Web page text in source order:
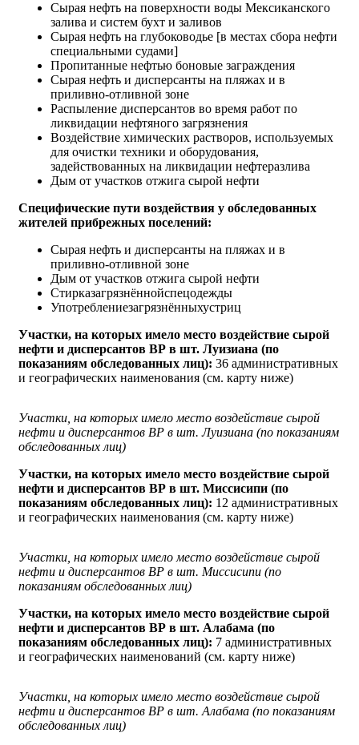
Сырая нефть на поверхности воды Мексиканского
залива и систем бухт и заливов
Сырая нефть на глубоководье [в местах сбора нефти
специальными судами]
Пропитанные нефтью боновые заграждения
Сырая нефть и дисперсанты на пляжах и в
приливно-отливной зоне
Распыление дисперсантов во время работ по
ликвидации нефтяного загрязнения
Воздействие химических растворов, используемых
для очистки техники и оборудования,
задействованных на ликвидации нефтеразлива
Дым от участков отжига сырой нефти
Специфические пути воздействия у обследованных
жителей прибрежных поселений:
Сырая нефть и дисперсанты на пляжах и в
приливно-отливной зоне
Дым от участков отжига сырой нефти
Стирказагрязнённойспецодежды
Употреблениезагрязнённыхустриц
Участки, на которых имело место воздействие сырой
нефти и дисперсантов ВР в шт. Луизиана (по
показаниям обследованных лиц): 36 административных
и географических наименования (см. карту ниже)
Участки, на которых имело место воздействие сырой
нефти и дисперсантов ВР в шт. Луизиана (по показаниям
обследованных лиц)
Участки, на которых имело место воздействие сырой
нефти и дисперсантов ВР в шт. Миссисипи (по
показаниям обследованных лиц): 12 административных
и географических наименования (см. карту ниже)
Участки, на которых имело место воздействие сырой
нефти и дисперсантов ВР в шт. Миссисипи (по
показаниям обследованных лиц)
Участки, на которых имело место воздействие сырой
нефти и дисперсантов ВР в шт. Алабама (по
показаниям обследованных лиц): 7 административных
и географических наименований (см. карту ниже)
Участки, на которых имело место воздействие сырой
нефти и дисперсантов ВР в шт. Алабама (по показаниям
обследованных лиц)